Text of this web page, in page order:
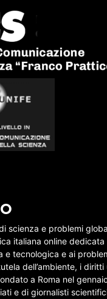
scienza e problemi
italiana online dedicata
e tecnologica e ai
dell’ambiente, i
a Roma nel
e di giornalisti